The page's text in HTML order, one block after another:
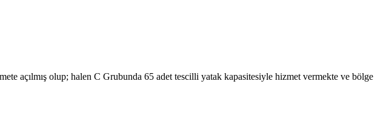
olup; halen C Grubunda 65 adet tescilli yatak kapasitesiyle hizmet vermekte ve bölge